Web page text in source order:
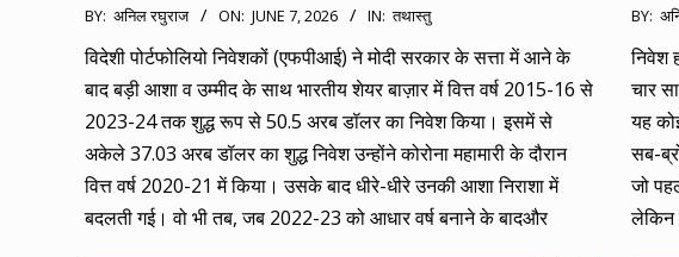
2026-
06-
BY: अनिल रघुराज ON: JUNE 7, 2026 IN: तथास्तु
विदेशी पोर्टफोलियो निवेशकों (एफपीआई) ने मोदी सरकार के सत्ता में आने के
बाद बड़ी आशा व उम्मीद के साथ भारतीय शेयर बाज़ार में वित्त वर्ष 2015-16 से
2023-24 तक शुद्ध रूप से 50.5 अरब डॉलर का निवेश किया। इसमें से
अकेले 37.03 अरब डॉलर का शुद्ध निवेश उन्होंने कोरोना महामारी के दौरान
वित्त वर्ष 2020-21 में किया। उसके बाद धीरे-धीरे उनकी आशा निराशा में
बदलती गई। वो भी तब, जब 2022-23 को आधार वर्ष बनाने के बादऔर
2026-
05-
BY:
निवेश
चार
यह
सब-
जो
लेकिन